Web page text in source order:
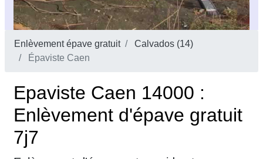
Enlèvement épave gratuit
Calvados (14)
Épaviste Caen
Epaviste Caen 14000 :
Enlèvement d'épave gratuit
7j7